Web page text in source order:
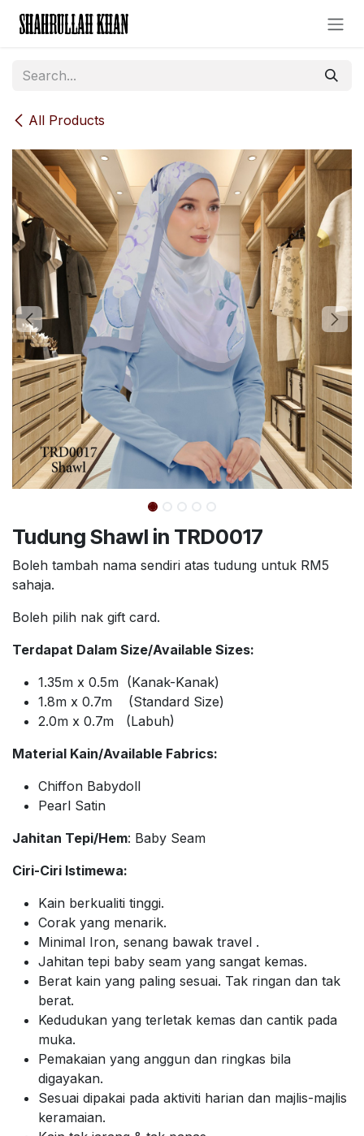
All Products
Tudung Shawl in TRD0017
Boleh tambah nama sendiri atas tudung untuk RM5
sahaja.
Boleh pilih nak gift card.
Terdapat Dalam Size/Available Sizes:
1.35m x 0.5m (Kanak-Kanak)
1.8m x 0.7m (Standard Size)
2.0m x 0.7m (Labuh)
Material Kain/Available Fabrics:
Chiffon Babydoll
Pearl Satin
Jahitan Tepi/Hem: Baby Seam
Ciri-Ciri Istimewa:
Kain berkualiti tinggi.
Corak yang menarik.
Minimal Iron, senang bawak travel .
Jahitan tepi baby seam yang sangat kemas.
Berat kain yang paling sesuai. Tak ringan dan tak
berat.
Kedudukan yang terletak kemas dan cantik pada
muka.
Pemakaian yang anggun dan ringkas bila
digayakan.
Sesuai dipakai pada aktiviti harian dan majlis-majlis
keramaian.